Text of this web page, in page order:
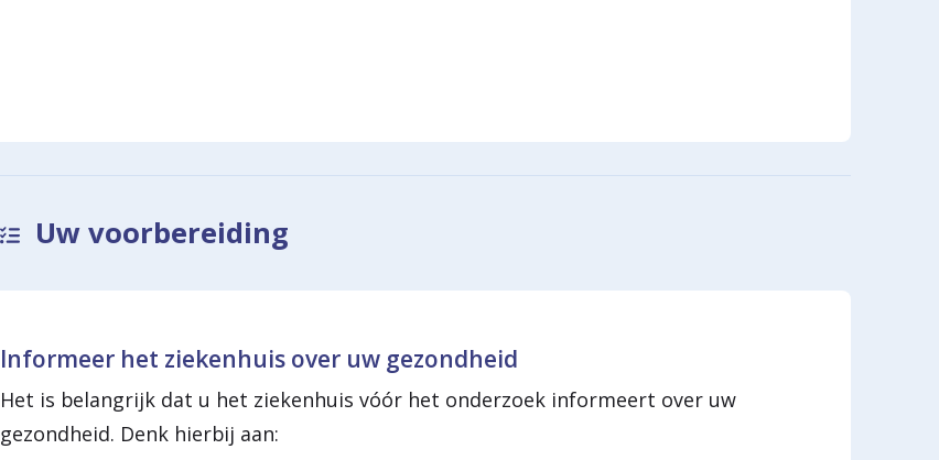
Uw voorbereiding
Informeer het ziekenhuis over uw gezondheid
Het is belangrijk dat u het ziekenhuis vóór het onderzoek informeert over uw
gezondheid. Denk hierbij aan: